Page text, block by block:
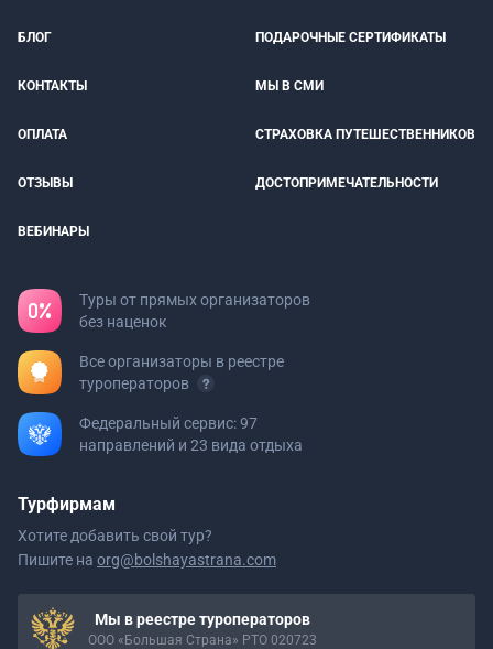
БЛОГ ПОДАРОЧНЫЕ СЕРТИФИКАТЫ
КОНТАКТЫ МЫ В СМИ
ОПЛАТА СТРАХОВКА ПУТЕШЕСТВЕННИКОВ
ОТЗЫВЫ ДОСТОПРИМЕЧАТЕЛЬНОСТИ
ВЕБИНАРЫ
Туры от прямых организаторов
без наценок
Все организаторы в реестре
туроператоров
Федеральный сервис: 97
направлений и 23 вида отдыха
Турфирмам
Хотите добавить свой тур?
Пишите на org@bolshayastrana.com
Мы в реестре туроператоров
ООО «Большая Страна» РТО 020723